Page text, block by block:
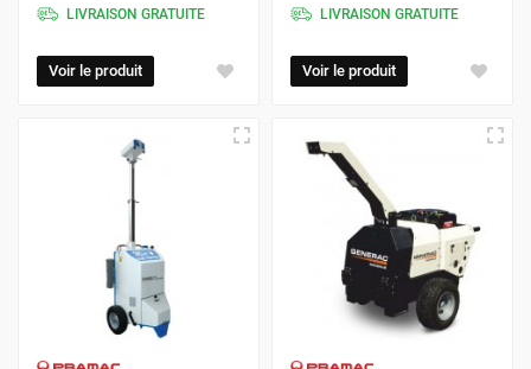
LIVRAISON GRATUITE
Voir le produit
LIVRAISON GRATUITE
Voir le produit